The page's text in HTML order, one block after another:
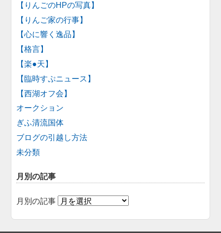
【りんごのHPの写真】
【りんご家の行事】
【心に響く逸品】
【格言】
【楽●天】
【臨時すぷニュース】
【西湖オフ会】
オークション
ぎふ清流国体
ブログの引越し方法
未分類
月別の記事
月別の記事